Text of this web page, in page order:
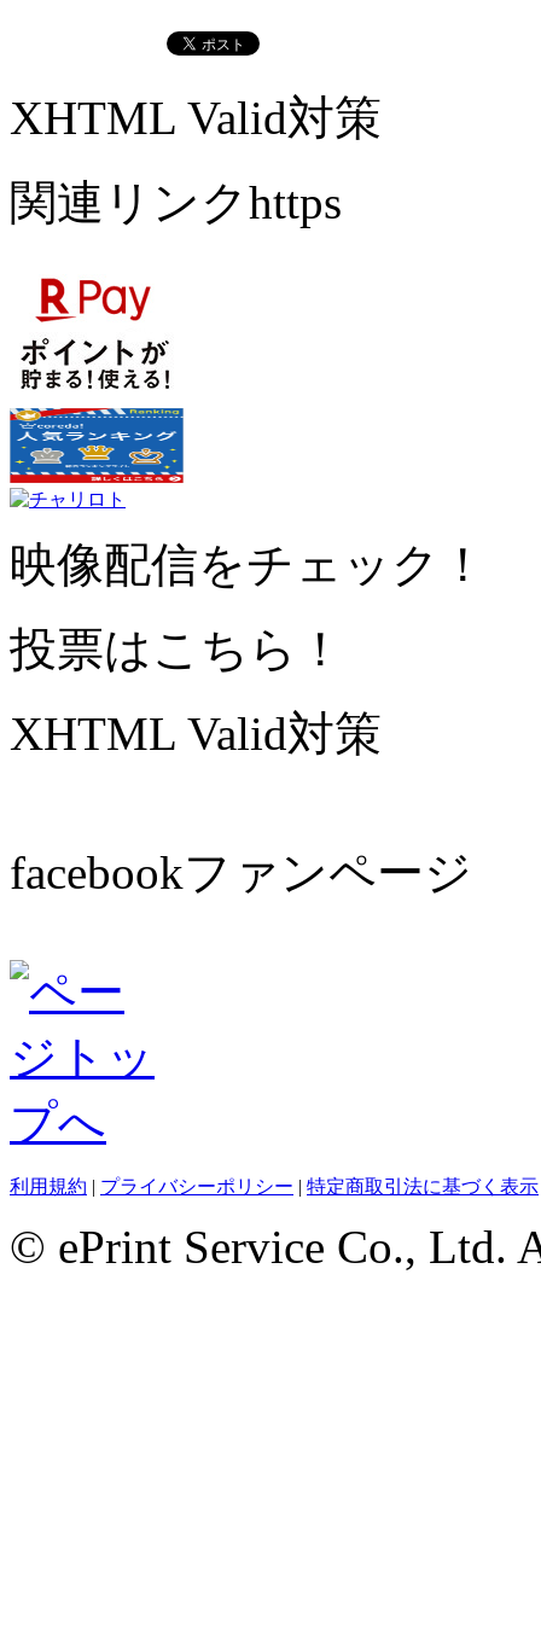
XHTML Valid対策
関連リンクhttps
映像配信をチェック！
投票はこちら！
XHTML Valid対策
facebookファンページ
利用規約 | プライバシーポリシー | 特定商取引法に基づく表示
© ePrint Service Co., Ltd.